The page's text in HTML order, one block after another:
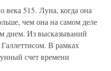
века 515. Луна, когда она
чем она на самом деле
днем. Из высказываний
В рамках
счет времени